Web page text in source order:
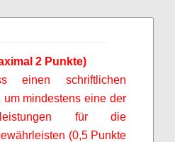
2 Punkte)
einen schriftlichen
mindestens eine der
für die
(0,5 Punkte